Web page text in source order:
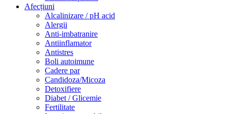
Afecțiuni
Alcalinizare / pH acid
Alergii
Anti-imbatranire
Antiinflamator
Antistres
Boli autoimune
Cadere par
Candidoza/Micoza
Detoxifiere
Diabet / Glicemie
Fertilitate